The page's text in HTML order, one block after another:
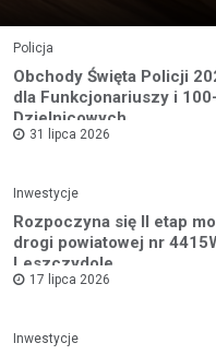
Policja
Obchody Święta Policji
dla Funkcjonariuszy i
Dzielnicowych
31 lipca 2026
Inwestycje
Rozpoczyna się II etap
drogi powiatowej nr
Leszczydole
17 lipca 2026
Inwestycje